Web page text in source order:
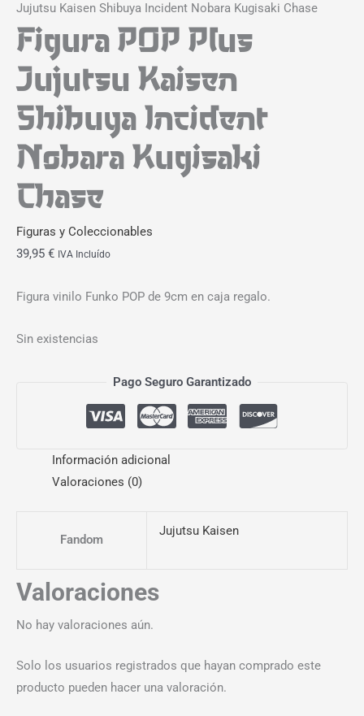
Jujutsu Kaisen Shibuya Incident Nobara Kugisaki Chase
Figura POP Plus
Jujutsu Kaisen
Shibuya Incident
Nobara Kugisaki
Chase
Figuras y Coleccionables
39,95 € IVA Incluído
Figura vinilo Funko POP de 9cm en caja regalo.
Sin existencias
Pago Seguro Garantizado
Información adicional
Valoraciones (0)
Fandom
Jujutsu Kaisen
Valoraciones
No hay valoraciones aún.
Solo los usuarios registrados que hayan comprado este
producto pueden hacer una valoración.